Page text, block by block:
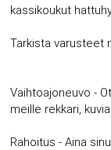
kassikoukut
Tarkista varusteet
Vaihtoajoneuvo -
meille rekkari,
Rahoitus - Aina